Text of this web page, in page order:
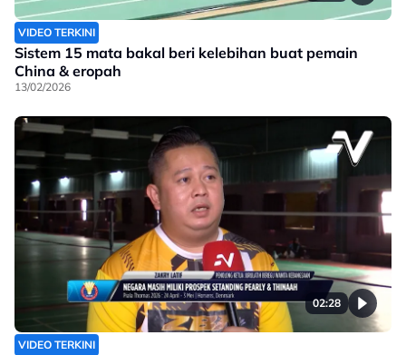
VIDEO TERKINI
Sistem 15 mata bakal beri kelebihan buat pemain
China & eropah
13/02/2026
02:28
VIDEO TERKINI